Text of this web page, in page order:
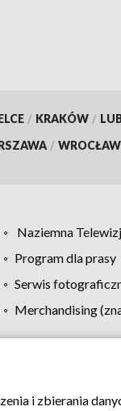
/ KRAKÓW /
/ WROCŁAW
Naziemna
Program dla prasy
Serwis
Merchandising
Biuro reklamy
i zbierania